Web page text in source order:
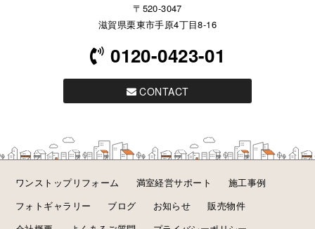
〒520-3047
滋賀県栗東市手原4丁目8-16
0120-0423-01
CONTACT
ワンストップリフォーム 満室経営サポート
施工事例
フォトギャラリー
ブログ お知らせ
販売物件